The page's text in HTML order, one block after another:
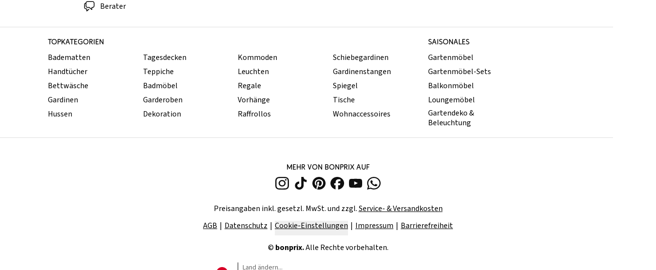
Berater
TOPKATEGORIEN SAISONALES
Badematten
Handtücher
Bettwäsche
Gardinen
Hussen
Tagesdecken
Teppiche
Badmöbel
Garderoben
Dekoration
Kommoden
Leuchten
Regale
Vorhänge
Raffrollos
Schiebegardinen
Gardinenstangen
Spiegel
Tische
Wohnaccessoires
Gartenmöbel
Gartenmöbel-Sets
Balkonmöbel
Loungemöbel
Gartendeko &
Beleuchtung
MEHR VON BONPRIX AUF
Preisangaben inkl. gesetzl. MwSt. und zzgl.Service- & Versandkosten
AGB
Datenschutz Cookie-Einstellungen Impressum Barrierefreiheit
© bonprix.Alle Rechte vorbehalten.
Land ändern...